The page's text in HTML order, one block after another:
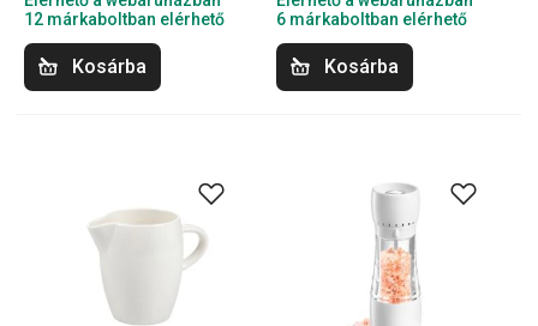
12 márkaboltban elérhető
Kosárba
6 márkaboltban elérhető
Kosárba